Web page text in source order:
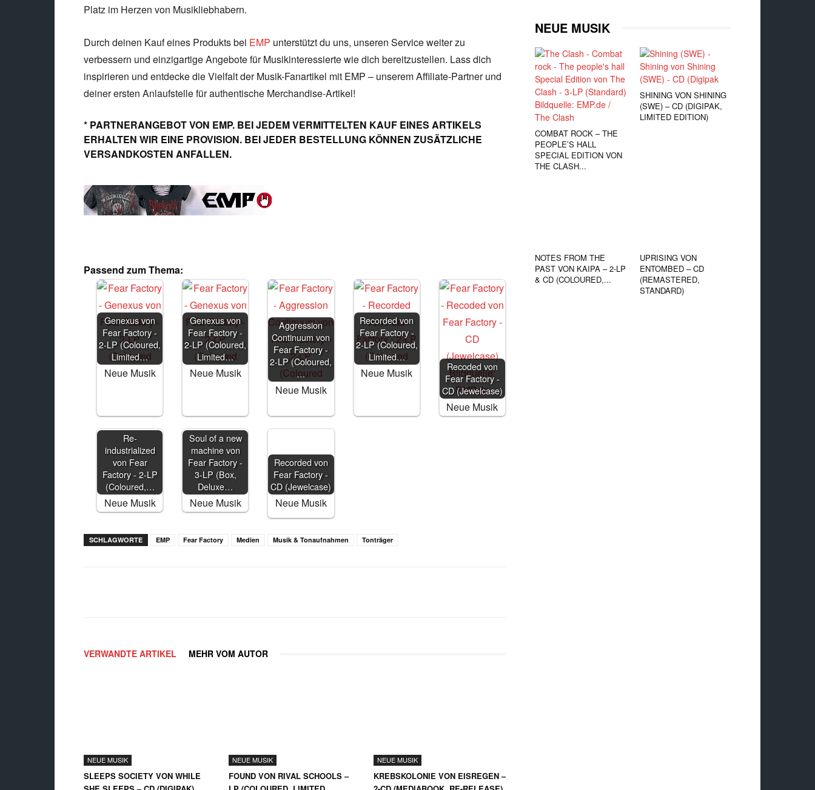
Platz im Herzen von Musikliebhabern.
Durch deinen Kauf eines Produkts bei EMP unterstützt du uns, unseren Service weiter zu
verbessern und einzigartige Angebote für Musikinteressierte wie dich bereitzustellen. Lass dich
inspirieren und entdecke die Vielfalt der Musik-Fanartikel mit EMP – unserem Affiliate-Partner und
deiner ersten Anlaufstelle für authentische Merchandise-Artikel!
* PARTNERANGEBOT VON EMP. BEI JEDEM VERMITTELTEN KAUF EINES ARTIKELS
ERHALTEN WIR EINE PROVISION. BEI JEDER BESTELLUNG KÖNNEN ZUSÄTZLICHE
VERSANDKOSTEN ANFALLEN.
Passend zum Thema:
Genexus von
Fear Factory -
2-LP (Coloured,
Limited…
Neue Musik
Genexus von
Fear Factory -
2-LP (Coloured,
Limited…
Neue Musik
Aggression
Continuum von
Fear Factory -
2-LP (Coloured,
…
Neue Musik
Recorded von
Fear Factory -
2-LP (Coloured,
Limited…
Neue Musik
Recoded von
Fear Factory -
CD (Jewelcase)
Neue Musik
Re-
industrialized
von Fear
Factory - 2-LP
Neue Musik
Soul of a new
machine von
Fear Factory -
3-LP (Box,
Deluxe…
Neue Musik
Recorded von
Fear Factory -
CD (Jewelcase)
Neue Musik
NEUE MUSIK
COMBAT ROCK – THE
PEOPLE’S HALL
SPECIAL EDITION VON
THE CLASH...
SHINING VON SHINING
(SWE) – CD (DIGIPAK,
LIMITED EDITION)
NOTES FROM THE
PAST VON KAIPA – 2-LP
& CD (COLOURED,...
UPRISING VON
ENTOMBED – CD
(REMASTERED,
STANDARD)